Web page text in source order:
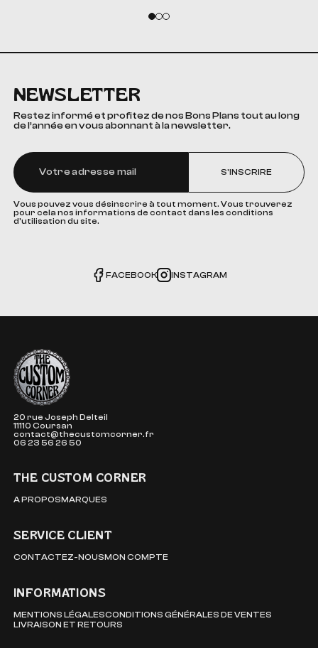
NEWSLETTER
Restez informé et profitez de nos Bons Plans tout au long
de l’année en vous abonnant à la newsletter.
S'INSCRIRE
Vous pouvez vous désinscrire à tout moment. Vous trouverez
pour cela nos informations de contact dans les conditions
d'utilisation du site.
FACEBOOK INSTAGRAM
The Custom Corner
20 rue Joseph Delteil
11110 Coursan
contact@thecustomcorner.fr
06 23 56 26 50
THE CUSTOM CORNER
A PROPOSMARQUES
SERVICE CLIENT
CONTACTEZ-NOUSMON COMPTE
INFORMATIONS
MENTIONS LÉGALESCONDITIONS GÉNÉRALES DE VENTES
LIVRAISON ET RETOURS